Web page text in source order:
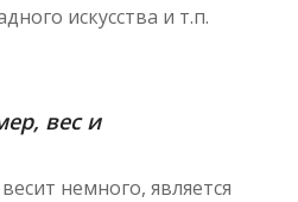
искусства и т.п.
вес и
немного, является